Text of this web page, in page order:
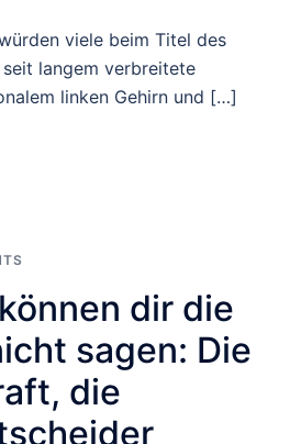
viele beim Titel des
langem verbreitete
linken Gehirn und […]
dir die
sagen: Die
die